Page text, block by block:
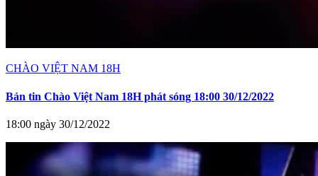
CHÀO VIỆT NAM 18H
Bản tin Chào Việt Nam 18H phát sóng 18:00 30/12/2022
18:00 ngày 30/12/2022